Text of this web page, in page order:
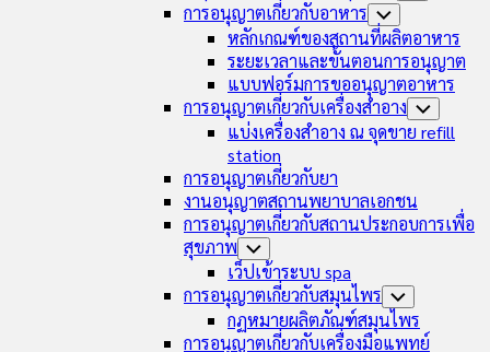
การอนุญาตเกี่ยวกับอาหาร Toggle
Child
Menu
หลักเกณฑ์ของสถานที่ผลิตอาหาร
ระยะเวลาและขั้นตอนการอนุญาต
แบบฟอร์มการขออนุญาตอาหาร
การอนุญาตเกี่ยวกับเครื่องสำอาง Toggle
Child
Menu
แบ่งเครื่องสำอาง ณ จุดขาย refill
station
การอนุญาตเกี่ยวกับยา
งานอนุญาตสถานพยาบาลเอกชน
การอนุญาตเกี่ยวกับสถานประกอบการเพื่อ
สุขภาพ Toggle
Child
Menu
เว็ปเข้าระบบ spa
การอนุญาตเกี่ยวกับสมุนไพร Toggle
Child
Menu
กฏหมายผลิตภัณฑ์สมุนไพร
การอนุญาตเกี่ยวกับเครื่องมือแพทย์